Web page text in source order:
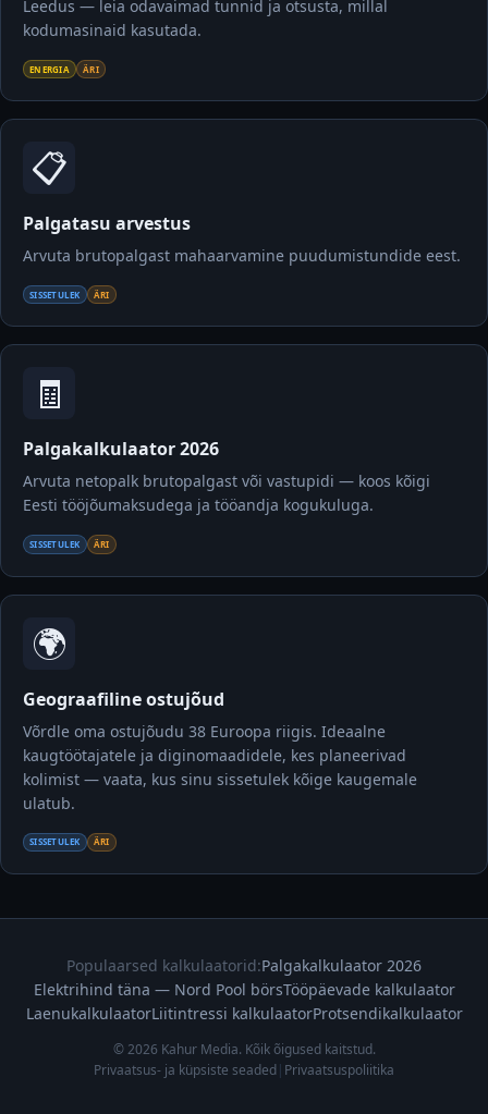
Leedus — leia odavaimad tunnid ja otsusta, millal
kodumasinaid kasutada.
ENERGIA ÄRI
📋
Palgatasu arvestus
Arvuta brutopalgast mahaarvamine puudumistundide eest.
SISSETULEK ÄRI
🧾
Palgakalkulaator 2026
Arvuta netopalk brutopalgast või vastupidi — koos kõigi
Eesti tööjõumaksudega ja tööandja kogukuluga.
SISSETULEK ÄRI
🌍
Geograafiline ostujõud
Võrdle oma ostujõudu 38 Euroopa riigis. Ideaalne
kaugtöötajatele ja diginomaadidele, kes planeerivad
kolimist — vaata, kus sinu sissetulek kõige kaugemale
ulatub.
SISSETULEK ÄRI
Populaarsed kalkulaatorid:Palgakalkulaator 2026
Elektrihind täna — Nord Pool börsTööpäevade kalkulaator
LaenukalkulaatorLiitintressi kalkulaatorProtsendikalkulaator
© 2026 Kahur Media. Kõik õigused kaitstud.
Privaatsus- ja küpsiste seaded| Privaatsuspoliitika